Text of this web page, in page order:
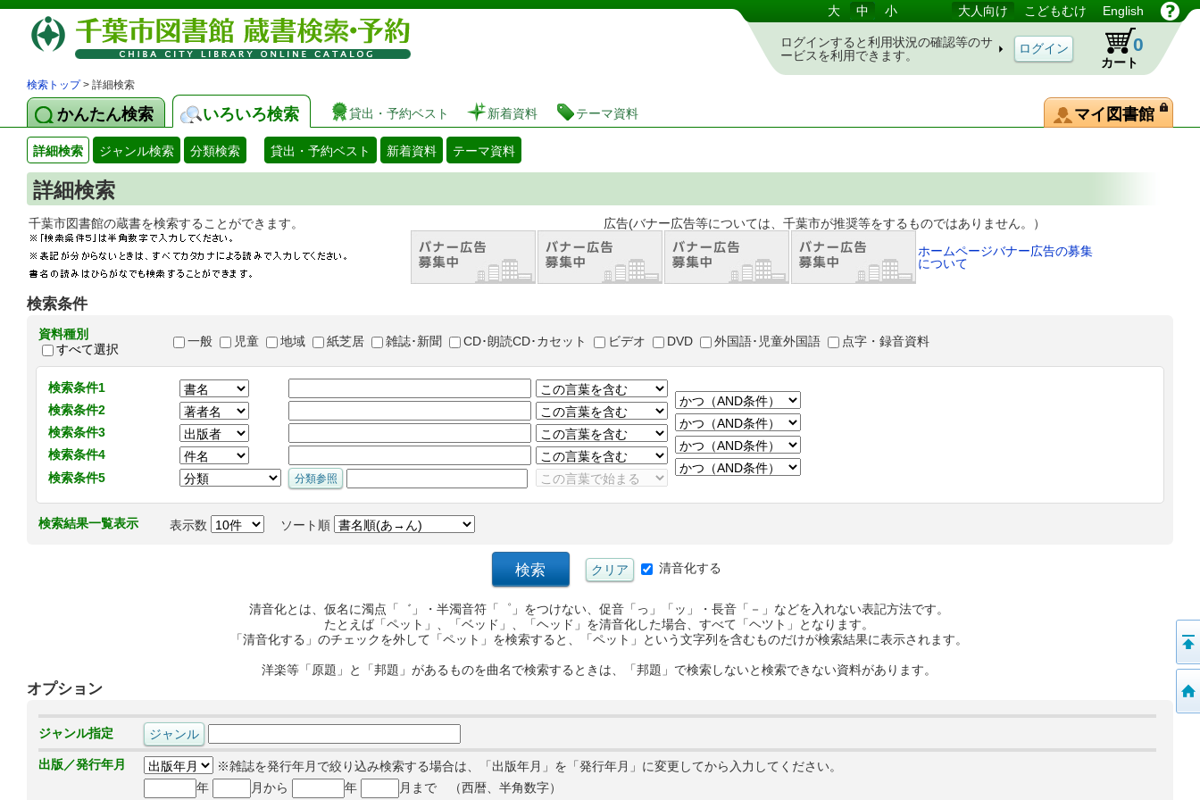
図書館 蔵書検索・予約システム 大 中 小 大人向け こどもむけ English
ログインすると利用状況の確認等のサ
ービスを利用できます。
カート
0
検索トップ> 詳細検索
かんたん検索 いろいろ検索 貸出・予約ベスト 新着資料 テーマ資料 マイ図書館
詳細検索 ジャンル検索 分類検索 貸出・予約ベスト 新着資料 テーマ資料
詳細検索
千葉市図書館の蔵書を検索することができます。 広告(バナー広告等については、千葉市が推奨等をするものではありません。）
ホームページバナー広告の募集
について
検索条件
資料種別
すべて選択
一般 児童 地域 紙芝居 雑誌･新聞 CD･朗読CD･カセット ビデオ DVD 外国語･児童外国語 点字・録音資料
検索条件1
検索条件2
検索条件3
検索条件4
検索条件5
検索結果一覧表示 表示数 ソート順
清音化する
清音化とは、仮名に濁点「゛」・半濁音符「゜」をつけない、促音「っ」「ッ」・長音「－」などを入れない表記方法です。
たとえば「ペット」、「ベッド」、「ヘッド」を清音化した場合、すべて「ヘツト」となります。
「清音化する」のチェックを外して「ペット」を検索すると、「ペット」という文字列を含むものだけが検索結果に表示されます。
洋楽等「原題」と「邦題」があるものを曲名で検索するときは、「邦題」で検索しないと検索できない資料があります。
オプション
ジャンル指定
出版／発行年月
※雑誌を発行年月で絞り込み検索する場合は、「出版年月」を「発行年月」に変更してから入力してください。
年
月から 年 月まで （西暦、半角数字）